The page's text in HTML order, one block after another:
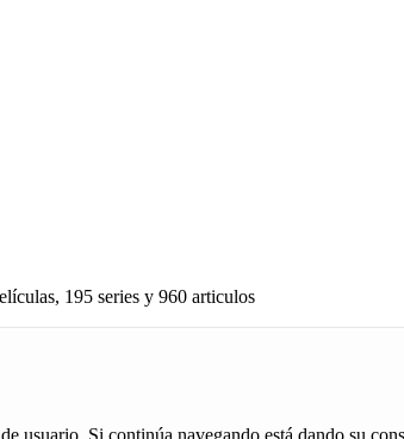
195 series y 960 articulos
usuario. Si continúa navegando está dando su